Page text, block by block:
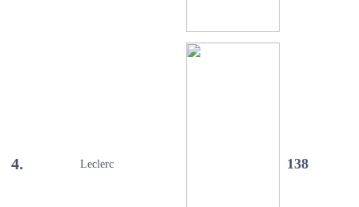
4. Leclerc 138